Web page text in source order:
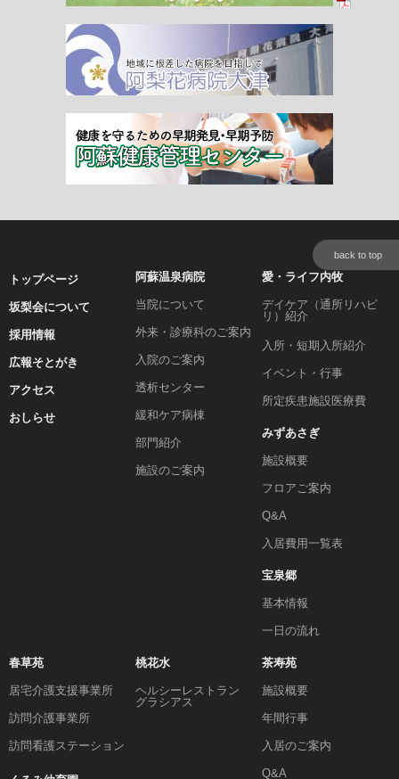
back to top
トップページ
坂梨会について
採用情報
広報そとがき
アクセス
おしらせ
阿蘇温泉病院
当院について
外来・診療科のご案内
入院のご案内
透析センター
緩和ケア病棟
部門紹介
施設のご案内
愛・ライフ内牧
デイケア（通所リハビ
リ）紹介
入所・短期入所紹介
イベント・行事
所定疾患施設医療費
みずあさぎ
施設概要
フロアご案内
Q&A
入居費用一覧表
宝泉郷
基本情報
一日の流れ
春草苑
居宅介護支援事業所
訪問介護事業所
訪問看護ステーション
桃花水
ヘルシーレストラン
グラシアス
茶寿苑
施設概要
年間行事
入居のご案内
Q&A